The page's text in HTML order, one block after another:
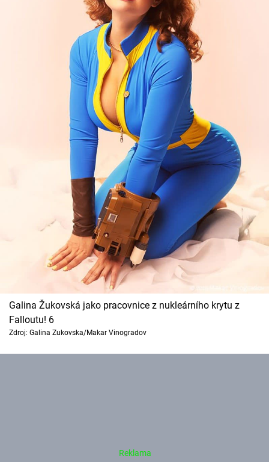
Galina Žukovská jako pracovnice z nukleárního krytu z
Falloutu! 6
Zdroj: Galina Zukovska/Makar Vinogradov